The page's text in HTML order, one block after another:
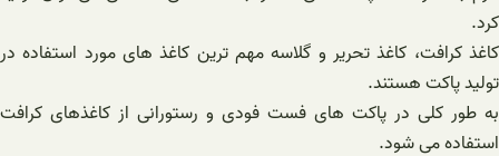
کرد.
کاغذ کرافت، کاغذ تحریر و گلاسه مهم ‌ترین کاغذ های مورد استفاده در
تولید پاکت هستند.
به طور کلی در پاکت های فست فودی و رستورانی از کاغذهای کرافت
استفاده می ‌شود.